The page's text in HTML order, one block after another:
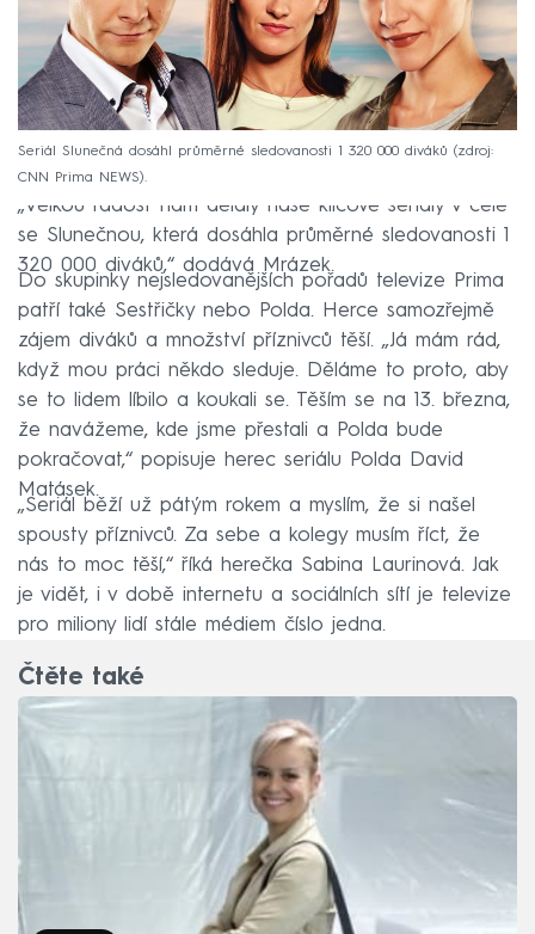
Seriál Slunečná dosáhl průměrné sledovanosti 1 320 000 diváků (zdroj:
CNN Prima NEWS).
„Velkou radost nám dělaly naše klíčové seriály v čele
se Slunečnou, která dosáhla průměrné sledovanosti 1
320 000 diváků,“ dodává Mrázek.
Do skupinky nejsledovanějších pořadů televize Prima
patří také Sestřičky nebo Polda. Herce samozřejmě
zájem diváků a množství příznivců těší. „Já mám rád,
když mou práci někdo sleduje. Děláme to proto, aby
se to lidem líbilo a koukali se. Těším se na 13. března,
že navážeme, kde jsme přestali a Polda bude
pokračovat,“ popisuje herec seriálu Polda David
Matásek.
„Seriál běží už pátým rokem a myslím, že si našel
spousty příznivců. Za sebe a kolegy musím říct, že
nás to moc těší,“ říká herečka Sabina Laurinová. Jak
je vidět, i v době internetu a sociálních sítí je televize
pro miliony lidí stále médiem číslo jedna.
Čtěte také